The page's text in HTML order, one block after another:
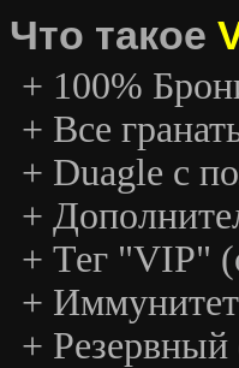
Что такое
+ 100%
+ Все
+ Duagle с
+
+ Тег "VIP"
+ Иммунитет
+ Резервный